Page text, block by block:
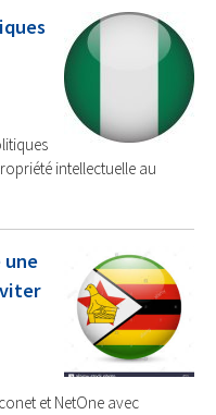
intellectuelle au
une
et NetOne avec